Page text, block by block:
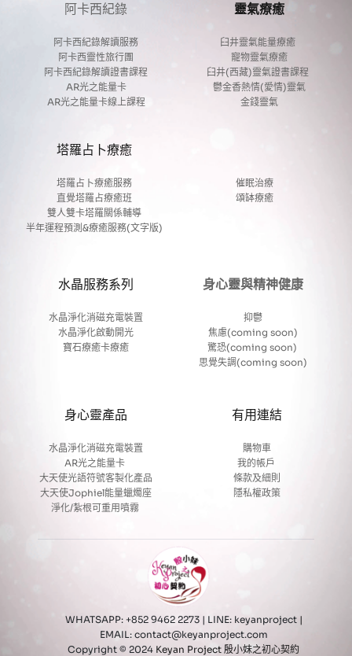
阿卡西紀錄
阿卡西紀錄解讀服務
阿卡西靈性旅行團
阿卡西紀錄解讀證書課程
AR光之能量卡
AR光之能量卡線上課程
靈氣療癒
臼井靈氣能量療癒
寵物靈氣療癒
臼井(西藏)靈氣證書課程
鬱金香熱情(愛情)靈氣
金錢靈氣
塔羅占卜療癒
塔羅占卜療癒服務
直覺塔羅占療癒班
雙人雙卡塔羅關係輔導
半年運程預測&療癒服務(文字版)
催眠治療
頌缽療癒
水晶服務系列
水晶淨化消磁充電裝置
水晶淨化啟動開光
寶石療癒卡療癒
身心靈與精神健康
抑鬱
焦慮(coming soon)
驚恐(coming soon)
思覺失調(coming soon)
身心靈產品
水晶淨化消磁充電裝置
AR光之能量卡
大天使光語符號客製化產品
大天使Jophiel能量蠟燭座
淨化/紮根可重用噴霧
有用連結
購物車
我的帳戶
條款及細則
隱私權政策
WHATSAPP: +852 9462 2273 | LINE: keyanproject
EMAIL: contact@keyanproject.com
Copyright © 2024 Keyan Project 殷小妹之初心契約